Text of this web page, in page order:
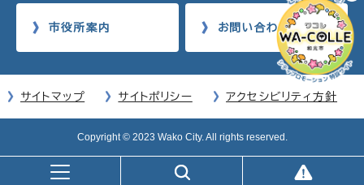
市役所案内 お問い合わせ
サイトマップ サイトポリシー アクセシビリティ方針
Copyright © 2023 Wako City. All rights reserved.